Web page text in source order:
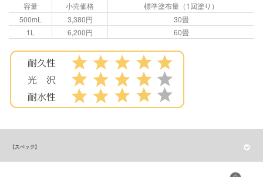
容量 小売価格
標準塗布量（1回塗り）
500mL
3,380円
30畳
1L
6,200円 60畳